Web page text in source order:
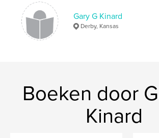
Trefwoorden
Grub
Gary G Kinard
Derby, Kansas
Boeken door
Kinard